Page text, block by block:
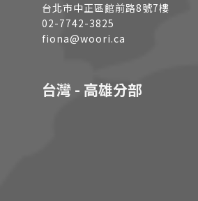
台北市中正區館前路8號7樓
02-7742-3825
fiona@woori.ca
台灣 - 高雄分部